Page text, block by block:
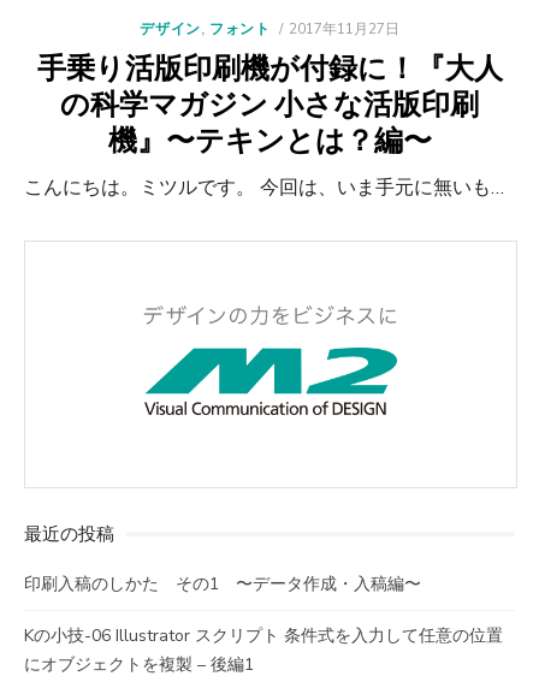
デザイン, フォント
POSTED
2017年11月27日
手乗り活版印刷機が付録に！『大人
の科学マガジン 小さな活版印刷
機』〜テキンとは？編〜
こんにちは。ミツルです。 今回は、いま手元に無いも…
最近の投稿
印刷入稿のしかた その1 〜データ作成・入稿編〜
Kの小技-06 Illustrator スクリプト 条件式を入力して任意の位置
にオブジェクトを複製 – 後編1